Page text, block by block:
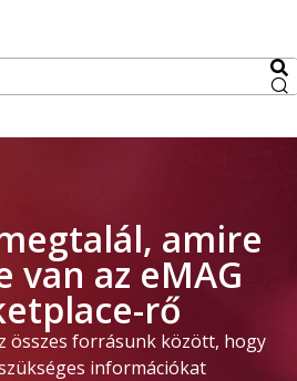
amire
van az eMAG
rő
összes forrásunk között, hogy
információkat